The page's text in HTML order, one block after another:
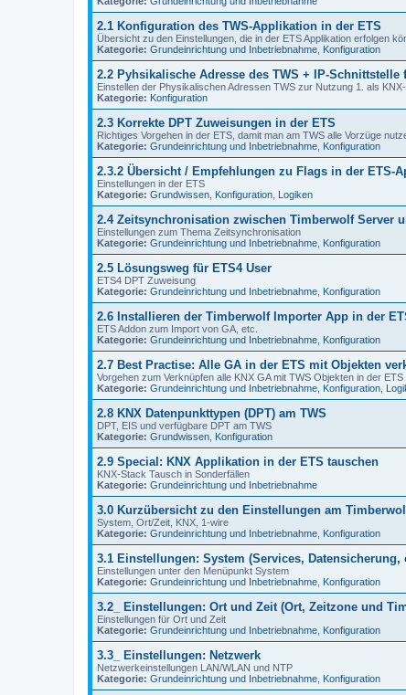
2.1 Konfiguration des TWS-Applikation in der ETS
Übersicht zu den Einstellungen, die in der ETS Applikation erfolgen
Kategorie: Grundeinrichtung und Inbetriebnahme Konfiguration
2.2 Pyhsikalische Adresse des TWS + IP-Schnittstelle
Einstellen der Physikalischen Adressen TWS zur Nutzung 1. als
Kategorie: Konfiguration
2.3 Korrekte DPT Zuweisungen in der ETS
Richtiges Vorgehen in der ETS, damit man am TWS alle Vorzüge
Kategorie: Grundeinrichtung und Inbetriebnahme Konfiguration
2.3.2 Übersicht / Empfehlungen zu Flags in der ETS-
Einstellungen in der ETS
Kategorie: Grundwissen Konfiguration Logiken
2.4 Zeitsynchronisation zwischen Timberwolf Server
Einstellungen zum Thema Zeitsynchronisation
Kategorie: Grundeinrichtung und Inbetriebnahme Konfiguration
2.5 Lösungsweg für ETS4 User
ETS4 DPT Zuweisung
Kategorie: Grundeinrichtung und Inbetriebnahme Konfiguration
2.6 Installieren der Timberwolf Importer App in der
ETS Addon zum Import von GA, etc.
Kategorie: Grundeinrichtung und Inbetriebnahme Konfiguration
2.7 Best Practise: Alle GA in der ETS mit Objekten
Vorgehen zum Verknüpfen alle KNX GA mit TWS Objekten in der ETS
Kategorie: Grundeinrichtung und Inbetriebnahme Konfiguration
2.8 KNX Datenpunkttypen (DPT) am TWS
DPT, EIS und verfügbare DPT am TWS
Kategorie: Grundwissen Konfiguration
2.9 Special: KNX Applikation in der ETS tauschen
KNX-Stack Tausch in Sonderfällen
Kategorie: Grundeinrichtung und Inbetriebnahme
3.0 Kurzübersicht zu den Einstellungen am
System, Ort/Zeit, KNX, 1-wire
Kategorie: Grundeinrichtung und Inbetriebnahme Konfiguration
3.1 Einstellungen: System (Services, Datensicherung,
Einstellungen unter den Menüpunkt System
Kategorie: Grundeinrichtung und Inbetriebnahme Konfiguration
3.2_ Einstellungen: Ort und Zeit (Ort, Zeitzone und
Einstellungen für Ort und Zeit
Kategorie: Grundeinrichtung und Inbetriebnahme Konfiguration
3.3_ Einstellungen: Netzwerk
Netzwerkeinstellungen LAN/WLAN und NTP
Kategorie: Grundeinrichtung und Inbetriebnahme Konfiguration